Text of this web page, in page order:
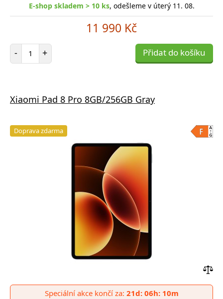
E-shop skladem > 10 ks, odešleme v úterý 11. 08.
11 990 Kč
- Počet položek
+ Přidat do košíku
Xiaomi Pad 8 Pro 8GB/256GB Gray
Doprava zdarma
do
Speciální akce končí za: 21d: 06h: 10m